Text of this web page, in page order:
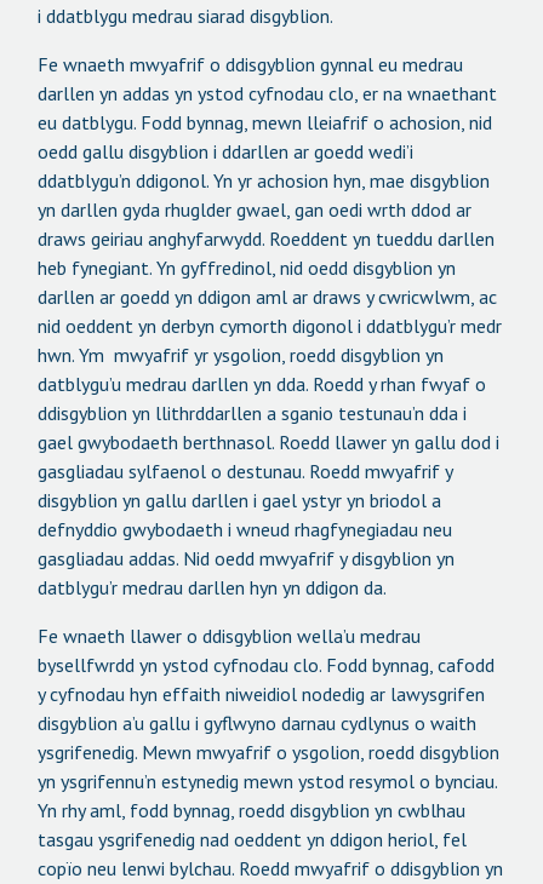
i ddatblygu medrau siarad disgyblion.
Fe wnaeth mwyafrif o ddisgyblion gynnal eu medrau
darllen yn addas yn ystod cyfnodau clo, er na wnaethant
eu datblygu. Fodd bynnag, mewn lleiafrif o achosion, nid
oedd gallu disgyblion i ddarllen ar goedd wedi’i
ddatblygu’n ddigonol. Yn yr achosion hyn, mae disgyblion
yn darllen gyda rhuglder gwael, gan oedi wrth ddod ar
draws geiriau anghyfarwydd. Roeddent yn tueddu darllen
heb fynegiant. Yn gyffredinol, nid oedd disgyblion yn
darllen ar goedd yn ddigon aml ar draws y cwricwlwm, ac
nid oeddent yn derbyn cymorth digonol i ddatblygu’r medr
hwn. Ym mwyafrif yr ysgolion, roedd disgyblion yn
datblygu’u medrau darllen yn dda. Roedd y rhan fwyaf o
ddisgyblion yn llithrddarllen a sganio testunau’n dda i
gael gwybodaeth berthnasol. Roedd llawer yn gallu dod i
gasgliadau sylfaenol o destunau. Roedd mwyafrif y
disgyblion yn gallu darllen i gael ystyr yn briodol a
defnyddio gwybodaeth i wneud rhagfynegiadau neu
gasgliadau addas. Nid oedd mwyafrif y disgyblion yn
datblygu’r medrau darllen hyn yn ddigon da.
Fe wnaeth llawer o ddisgyblion wella’u medrau
bysellfwrdd yn ystod cyfnodau clo. Fodd bynnag, cafodd
y cyfnodau hyn effaith niweidiol nodedig ar lawysgrifen
disgyblion a’u gallu i gyflwyno darnau cydlynus o waith
ysgrifenedig. Mewn mwyafrif o ysgolion, roedd disgyblion
yn ysgrifennu’n estynedig mewn ystod resymol o bynciau.
Yn rhy aml, fodd bynnag, roedd disgyblion yn cwblhau
tasgau ysgrifenedig nad oeddent yn ddigon heriol, fel
copïo neu lenwi bylchau. Roedd mwyafrif o ddisgyblion yn